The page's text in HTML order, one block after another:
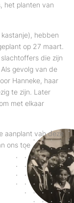
het planten van
hebben
op 27 maart.
die zijn
gevolg van de
Hanneke, haar
te zijn. Later
met elkaar
aanplant van deze
ons toe